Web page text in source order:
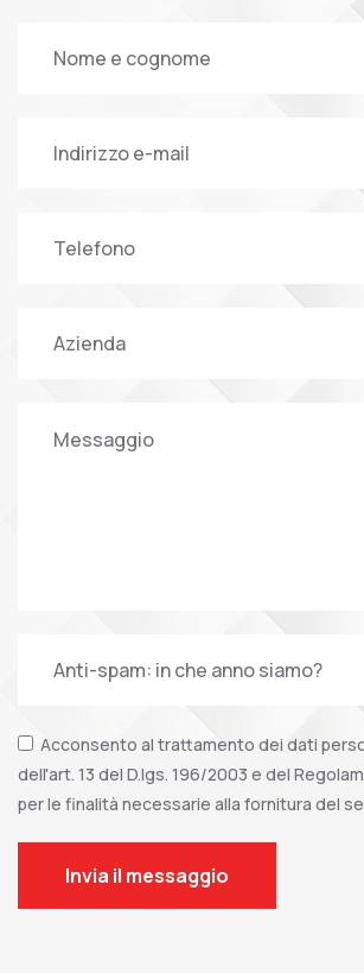
Acconsento al trattamento dei dati
dell'art. 13 del D.lgs. 196/2003 e del
per le finalità necessarie alla fornitura del
Invia il messaggio